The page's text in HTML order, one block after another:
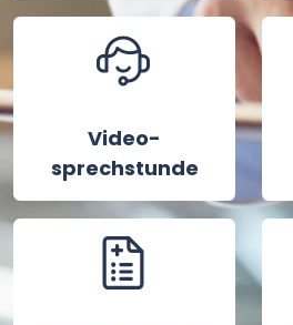
Video-
sprechstunde